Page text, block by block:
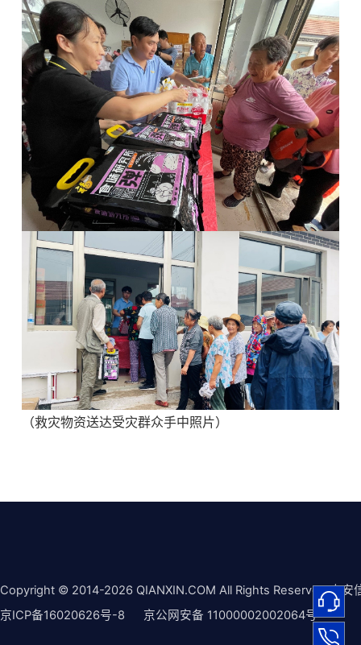
（救灾物资送达受灾群众手中照片）
Copyright © 2014-2026 QIANXIN.COM All Rights Reserved 奇安
京ICP备16020626号-8
京公网安备 11000002002064号